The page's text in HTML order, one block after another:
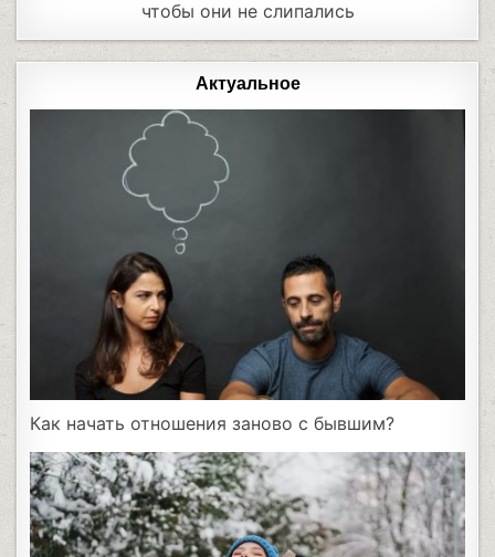
чтобы они не слипались
Актуальное
Как начать отношения заново с бывшим?